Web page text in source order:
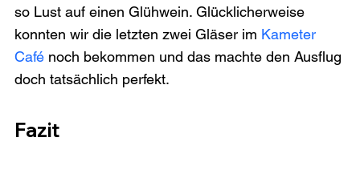
so Lust auf einen Glühwein. Glücklicherweise
konnten wir die letzten zwei Gläser im Kameter
Café noch bekommen und das machte den Ausflug
Fazit